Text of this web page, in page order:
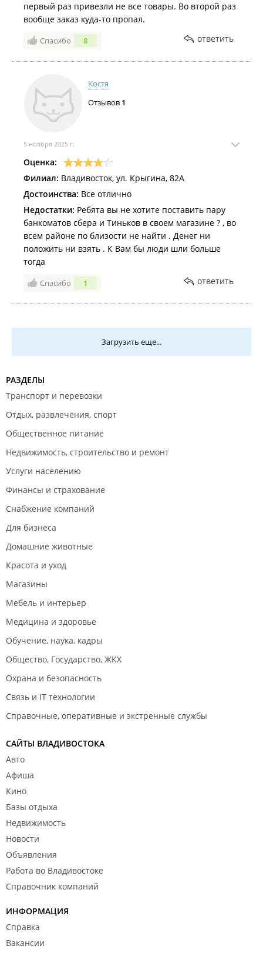
первый раз привезли не все товары. Во второй раз
вообще заказ куда-то пропал.
Спасибо 8 ответить
Костя
Отзывов 1
5 ноября 2025 г.
Оценка:
Филиал: Владивосток, ул. Крыгина, 82А
Достоинства: Все отлично
Недостатки: Ребята вы не хотите поставить пару
банкоматов сбера и Тиньков в своем магазине ? , во
всем районе по близости не найти . Денег ни
положить ни взять . К Вам бы люди шли больше
тогда
Спасибо 1 ответить
Загрузить еще...
РАЗДЕЛЫ
Транспорт и перевозки
Отдых, развлечения, спорт
Общественное питание
Недвижимость, строительство и ремонт
Услуги населению
Финансы и страхование
Снабжение компаний
Для бизнеса
Домашние животные
Красота и уход
Магазины
Мебель и интерьер
Медицина и здоровье
Обучение, наука, кадры
Общество, Государство, ЖКХ
Охрана и безопасность
Связь и IT технологии
Справочные, оперативные и экстренные службы
САЙТЫ ВЛАДИВОСТОКА
Авто
Афиша
Кино
Базы отдыха
Недвижимость
Новости
Объявления
Работа во Владивостоке
Справочник компаний
ИНФОРМАЦИЯ
Справка
Вакансии